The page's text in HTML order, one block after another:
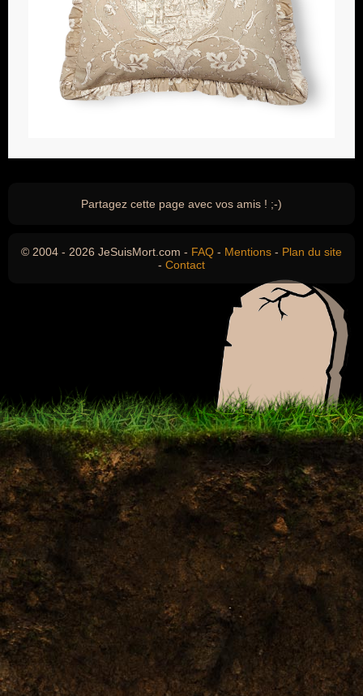
Partagez cette page avec vos amis ! ;-)
© 2004 - 2026 JeSuisMort.com - FAQ - Mentions - Plan du site
- Contact